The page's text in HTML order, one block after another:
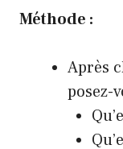
Méthode :
Après
posez-